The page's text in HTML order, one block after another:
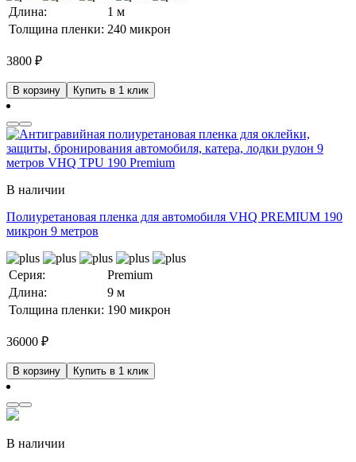
Длина:
1 м
Толщина пленки: 240 микрон
3800 ₽
В корзину Купить в 1 клик
В наличии
Полиуретановая пленка для автомобиля VHQ PREMIUM 190
микрон 9 метров
Серия:
Premium
Длина:
9 м
Толщина пленки: 190 микрон
36000 ₽
В корзину Купить в 1 клик
В наличии